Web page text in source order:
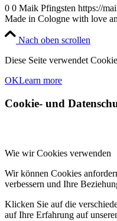
0 0 Maik Pfingsten https://
Made in Cologne with love
Nach oben scrollen
Diese Seite verwendet
OKLearn more
Cookie- und
Wie wir Cookies verwenden
Wir können Cookies
verbessern und Ihre
Klicken Sie auf die
auf Ihre Erfahrung auf